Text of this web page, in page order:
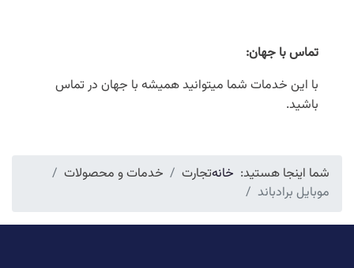
تماس با جهان:
با این خدمات شما میتوانید همیشه با جهان در تماس
باشید.
شما اینجا هستید: خانهتجارت
خدمات و محصولات
موبایل برادباند